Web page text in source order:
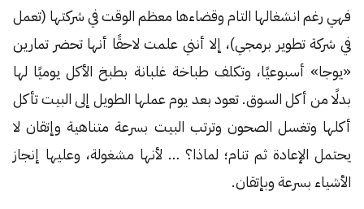
فهي رغم انشغالها التام وقضاءها معظم الوقت في شركتها (تعمل
في شركة تطوير برمجي)، إلا أنني علمت لاحقًا أنها تحضر تمارين
«يوجا» أسبوعيًا، وتكلف طباخة غلبانة بطبخ الأكل يوميًا لها
بدلًا من أكل السوق. تعود بعد يوم عملها الطويل إلى البيت تأكل
أكلها وتغسل الصحون وترتب البيت بسرعة متناهية وإتقان لا
يحتمل الإعادة ثم تنام؛ لماذا؟ … لأنها مشغولة، وعليها إنجاز
الأشياء بسرعة وبإتقان.